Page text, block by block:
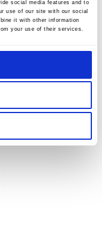
social media features and to
use of our site with our social
it with other information
your use of their services.
хранения и
многие из
ряд
и